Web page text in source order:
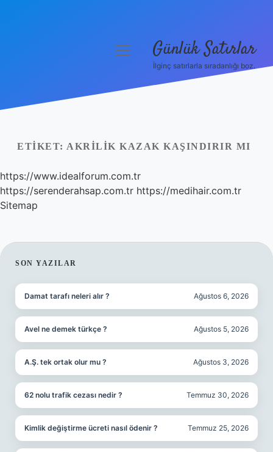
Yasal Uyarı
Hakkımızda
menüyü Günlük Satırlar
İlginç satırlarla sıradanlığı boz.
ETIKET: AKRILIK KAZAK KAŞINDIRIR MI
https://www.idealforum.com.tr
https://serenderahsap.com.tr https://medihair.com.tr
Sitemap
SIDEBAR
SON YAZILAR
Damat tarafı neleri alır ? Ağustos 6, 2026
Avel ne demek türkçe ? Ağustos 5, 2026
A.Ş. tek ortak olur mu ? Ağustos 3, 2026
62 nolu trafik cezası nedir ? Temmuz 30, 2026
Kimlik değiştirme ücreti nasıl ödenir ? Temmuz 25, 2026